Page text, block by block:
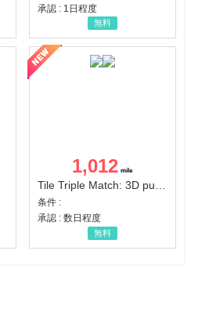
承認 : 1日程度
無料
1,012
条件 :
承認 : 数日程度
無料